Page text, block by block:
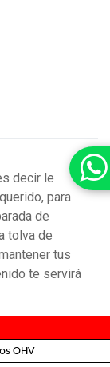
decir le
para
de
tolva de
tus
te servirá
OHV